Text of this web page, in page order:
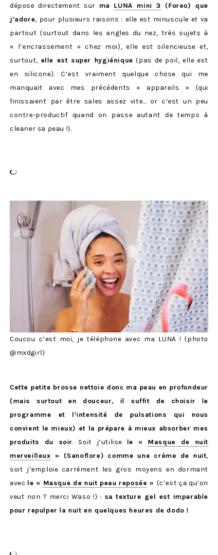
dépose directement sur ma LUNA mini 3
(Foreo) que
j’adore, pour plusieurs raisons : elle est minuscule et va
partout (surtout dans les angles du nez, très sujets à
« l’encrassement » chez moi), elle est silencieuse et,
surtout, elle est super hygiénique (pas de poil, elle est
en silicone). C’est vraiment quelque chose qui me
manquait avec mes précédents « appareils » (qui
finissaient par être sales assez vite… or c’est un peu
contre-productif quand on passe autant de temps à
cleaner sa peau !).
Coucou c’est moi, je téléphone avec ma LUNA ! (photo
@mxdgirl)
Cette petite brosse nettoie donc ma peau en profondeur
(mais surtout en douceur, il suffit de choisir le
programme et l’intensité de pulsations qui nous
convient le mieux) et la prépare à mieux absorber mes
produits du soir. Soit j’utilise le « Masque de nuit
merveilleux » (Sanoflore) comme une crème de nuit,
soit j’emploie carrément les gros moyens en dormant
avec le « Masque de nuit peau reposée » (c’est ça qu’on
veut non ? merci Waso !) : sa texture gel est imparable
pour repulper la nuit en quelques heures de dodo !